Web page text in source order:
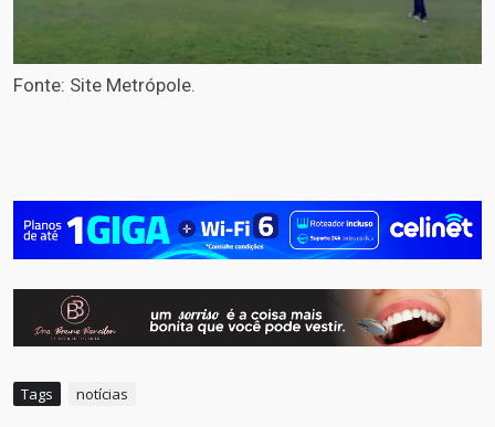
Fonte: Site Metrópole.
Tags notícias